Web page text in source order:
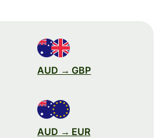
AUD → GBP
AUD → EUR